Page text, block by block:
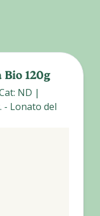
120g
: ND |
- Lonato del